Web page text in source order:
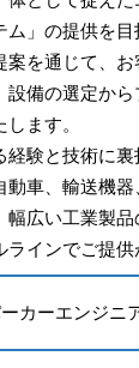
ム」の提供を
案を通じて、
設備の選定か
ます。
経験と技術に
車、輸送機器
幅広い工業製
インでご提供
カーエンジニ